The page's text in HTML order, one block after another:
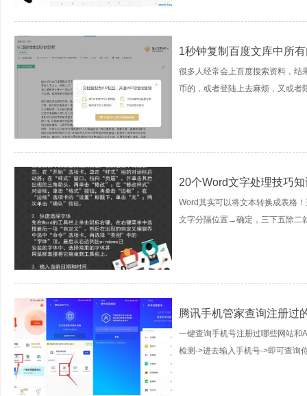
1秒钟复制百度文库中所
很多人经常会上百度搜索资料，结
币的，或者登陆上去麻烦，又或者
20个Word文字处理技巧知
Word其实可以将文本转换成表格
文字分隔位置→确定，三下五除二
腾讯手机管家查询注册过
一键查询手机号注册过哪些网站和
检测->进去输入手机号->即可查询